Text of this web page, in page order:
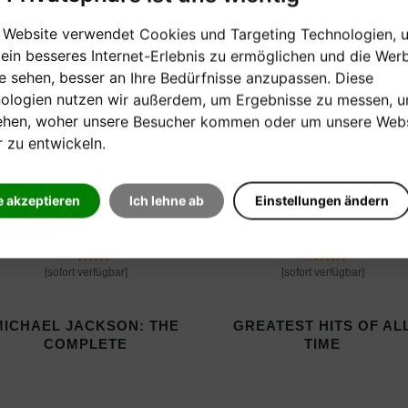
Website verwendet Cookies und Targeting Technologien,
besseres Internet-Erlebnis zu ermöglichen und die
sehen, besser an Ihre Bedürfnisse anzupassen. Diese
nutzen wir außerdem, um Ergebnisse zu messen,
woher unsere Besucher kommen oder um unsere
zu entwickeln.
akzeptieren Ich lehne ab Einstellungen ändern
Produkte
[sofort verfügbar]
JACKSON: THE
COMPLETE
[sofort verfügbar]
GREATEST HITS OF
TIME